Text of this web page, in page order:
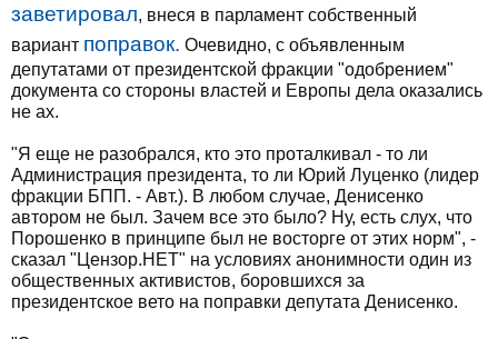
заветировал, внеся в парламент собственный
вариант поправок. Очевидно, с объявленным
депутатами от президентской фракции "одобрением"
документа со стороны властей и Европы дела оказались
не ах.
"Я еще не разобрался, кто это проталкивал - то ли
Администрация президента, то ли Юрий Луценко (лидер
фракции БПП. - Авт.). В любом случае, Денисенко
автором не был. Зачем все это было? Ну, есть слух, что
Порошенко в принципе был не восторге от этих норм", -
сказал "Цензор.НЕТ" на условиях анонимности один из
общественных активистов, боровшихся за
президентское вето на поправки депутата Денисенко.